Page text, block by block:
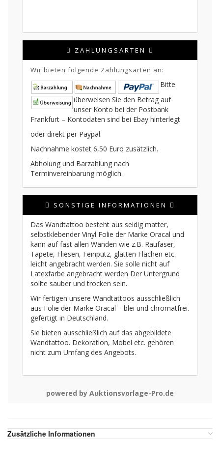
ZAHLUNGSARTEN
Wir bieten folgende Zahlungsarten an:
Bitte
überweisen Sie den Betrag auf
unser Konto bei der Postbank
Frankfurt – Kontodaten sind bei Ebay hinterlegt
oder direkt per Paypal.
Nachnahme kostet 6,50 Euro zusätzlich.
Abholung und Barzahlung nach
Terminvereinbarung möglich.
SONSTIGE INFORMATIONEN
Das Wandtattoo besteht aus seidig matter,
selbstklebender Vinyl Folie der Marke Oracal und
kann auf fast allen Wänden wie z.B. Raufaser,
Tapete, Fliesen, Feinputz, glatten Flächen etc.
leicht angebracht werden. Sie solle nicht auf
Latexfarbe angebracht werden Der Untergrund
sollte sauber und trocken sein.
Wir fertigen unsere Wandtattoos ausschließlich
aus Folie der Marke Oracal – blei und chromatfrei.
gefertigt in Deutschland.
Sie bieten ausschließlich auf das abgebildete
Wandtattoo. Dekoration, Möbel etc. gehören
nicht zum Umfang des Angebots.
powered by Auktionsvorlage-Pro.de
Zusätzliche Informationen